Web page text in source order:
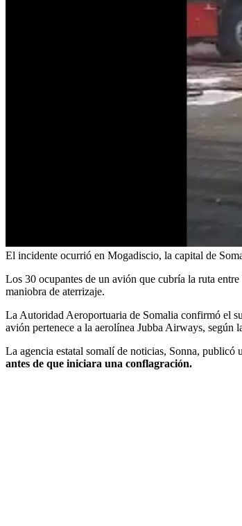
El incidente ocurrió en Mogadiscio, la capital de
Los 30 ocupantes de un avión que cubría la ruta
maniobra de aterrizaje.
La Autoridad Aeroportuaria de Somalia confirmó el
avión pertenece a la aerolínea Jubba Airways, según
La agencia estatal somalí de noticias, Sonna, publicó
antes de que iniciara una conflagración.